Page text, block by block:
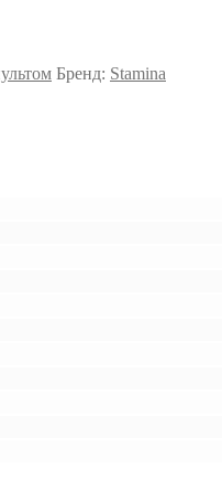
Бренд: Stamina